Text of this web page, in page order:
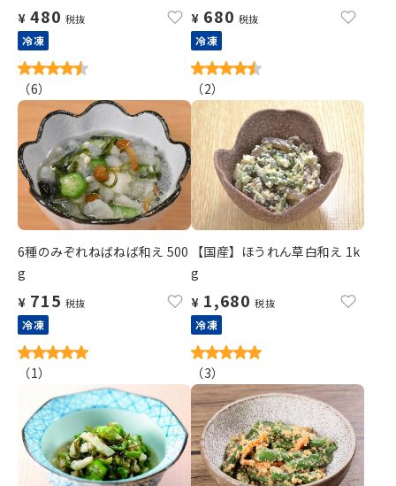
¥ 480 税抜
冷凍
（6）
¥ 680 税抜
冷凍
（2）
6種のみぞれねばねば和え 500
g
¥ 715 税抜
冷凍
（1）
【国産】ほうれん草白和え 1k
g
¥ 1,680 税抜
冷凍
（3）